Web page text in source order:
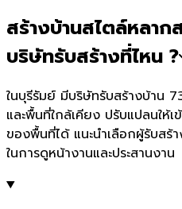
สร้างบ้านสไตล์หลาก
บริษัทรับสร้างที่ไหน ?
ในบุรีรัมย์ มีบริษัทรับสร้างบ้าน
และพื้นที่ใกล้เคียง ปรับแปลนให้
ของพื้นที่ได้ แนะนำเลือกผู้รับสร้
ในการดูหน้างานและประสานงาน